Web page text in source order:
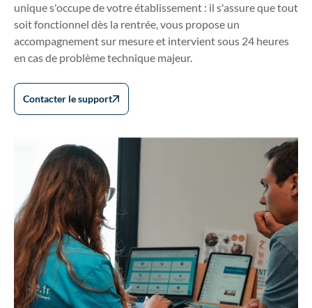
unique s'occupe de votre établissement : il s'assure que tout
soit fonctionnel dès la rentrée, vous propose un
accompagnement sur mesure et intervient sous 24 heures
en cas de problème technique majeur.
Contacter le support